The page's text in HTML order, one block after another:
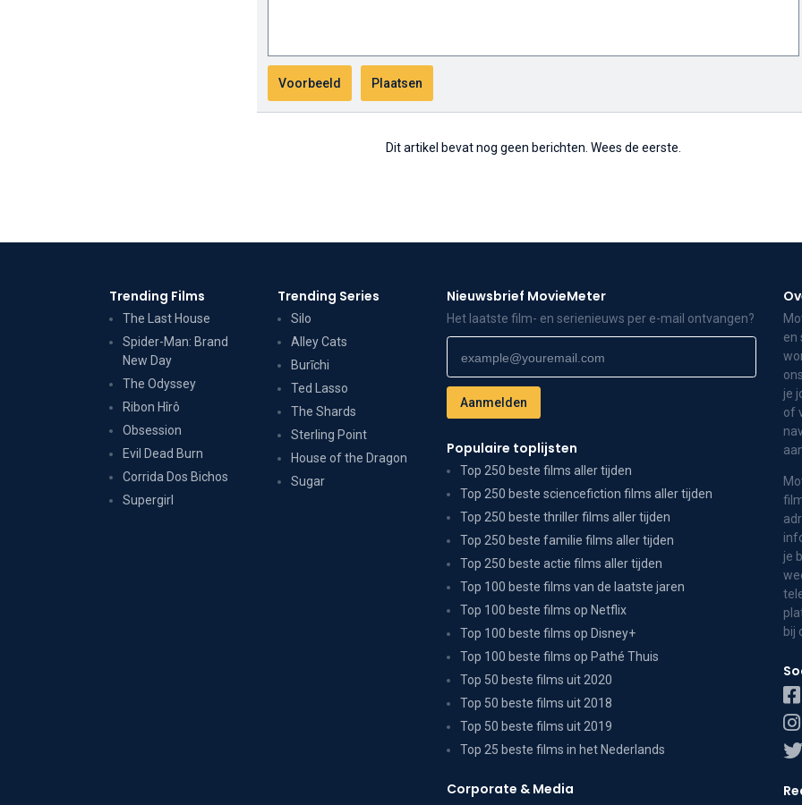
Dit artikel bevat nog geen berichten. Wees de eerste.
Trending Films
The Last House
Spider-Man: Brand
New Day
The Odyssey
Ribon Hîrô
Obsession
Evil Dead Burn
Corrida Dos Bichos
Supergirl
Trending Series
Silo
Alley Cats
Burīchi
Ted Lasso
The Shards
Sterling Point
House of the Dragon
Sugar
Nieuwsbrief MovieMeter
Het laatste film- en serienieuws per e-mail ontvangen?
Populaire toplijsten
Top 250 beste films aller tijden
Top 250 beste sciencefiction films aller tijden
Top 250 beste thriller films aller tijden
Top 250 beste familie films aller tijden
Top 250 beste actie films aller tijden
Top 100 beste films van de laatste jaren
Top 100 beste films op Netflix
Top 100 beste films op Disney+
Top 100 beste films op Pathé Thuis
Top 50 beste films uit 2020
Top 50 beste films uit 2018
Top 50 beste films uit 2019
Top 25 beste films in het Nederlands
Corporate & Media
en
je
of
je
bij